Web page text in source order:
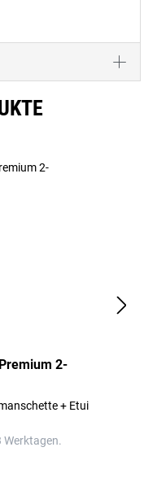
2-
+ Etui
Werktagen.